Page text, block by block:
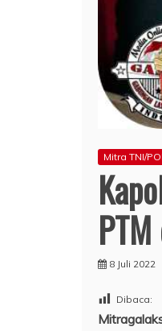
Mitra TNI/
8 Juli 2022
Dibaca: